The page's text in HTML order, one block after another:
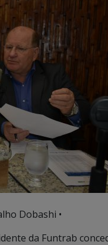
Dobashi •
da Funtrab